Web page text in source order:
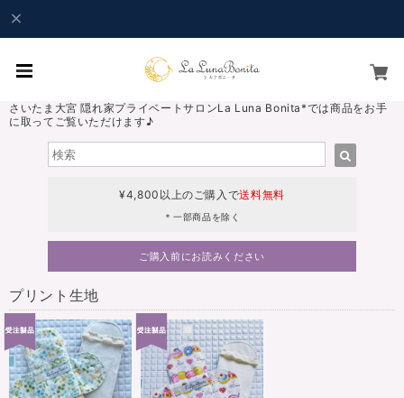
さいたま大宮 隠れ家プライベートサロンLa Luna Bonita*では商品をお手
に取ってご覧いただけます♪
¥4,800以上のご購入で送料無料
＊一部商品を除く
ご購入前にお読みください
プリント生地